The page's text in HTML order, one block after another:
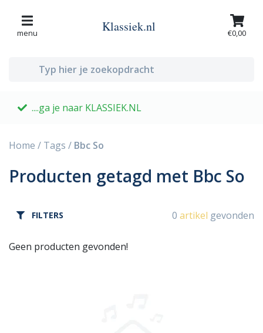
menu Klassiek.nl €0,00
....ga je naar KLASSIEK.NL
Home / Tags / Bbc So
Producten getagd met Bbc So
FILTERS 0 artikel gevonden
Geen producten gevonden!